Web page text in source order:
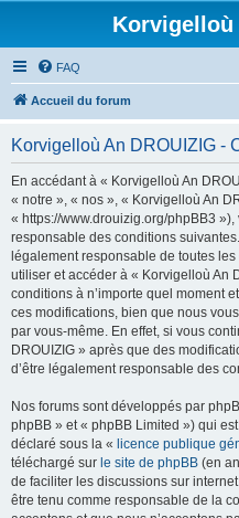
Korvigelloù
FAQ
Accueil du forum
Korvigelloù An DROUIZIG -
En accédant à « Korvigelloù An
« notre », « nos », « Korvigelloù An
« https://www.drouizig.org/phpBB3
responsable des conditions
légalement responsable de toutes
utiliser et accéder à « Korvigelloù An
conditions à n’importe quel moment
ces modifications, bien que nous
par vous-même. En effet, si vous
DROUIZIG » après que des
d’être légalement responsable des
Nos forums sont développés par
phpBB » et « phpBB Limited ») qui
déclaré sous la « licence publique
téléchargé sur le site de phpBB (en
de faciliter les discussions sur
être tenu comme responsable de la